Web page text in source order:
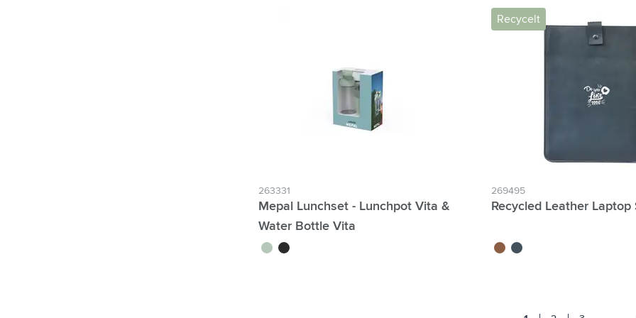
263331
Mepal Lunchset - Lunchpot Vita &
Water Bottle Vita
vert tilleul
noir
Recycelt
269495
Recycled Leather Laptop
brun bleu foncé